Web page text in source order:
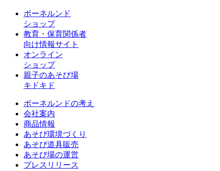
ボーネルンド
ショップ
教育・保育関係者
向け情報サイト
オンライン
ショップ
親子のあそび場
キドキド
ボーネルンドの考え
会社案内
商品情報
あそび環境づくり
あそび道具販売
あそび場の運営
プレスリリース